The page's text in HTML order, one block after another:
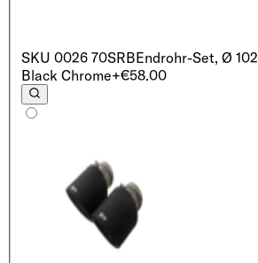
SKU 0026 70SRBEndrohr-Set, Ø
Black Chrome+€58.00